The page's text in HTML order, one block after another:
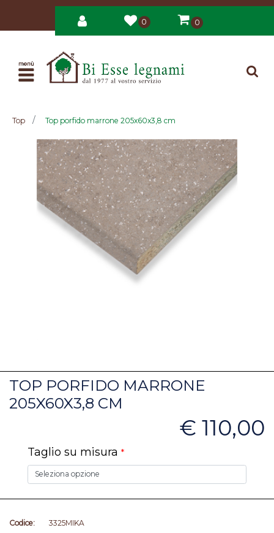
0 0
Open
Top Top porfido marrone 205x60x3,8 cm
TOP PORFIDO MARRONE
205X60X3,8 CM
€ 110,00
Taglio su misura *
Codice: 3325MIKA